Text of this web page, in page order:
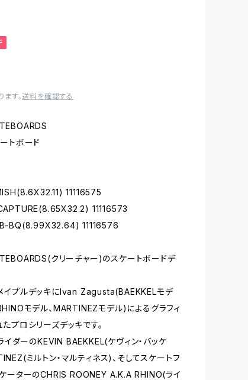
す。送料を確認する
トボード
11116575
11116573
BQ(8.99X32.64) 11116576
クリーチャー)のスケートボードデ
イプルデッキにIvan Zagusta(BAEKKELモデ
モデル、MARTINEZモデル)によるグラフィ
プロシリーズデッキです。
ダーのKEVIN BAEKKEL(ケヴィン・バッケ
ミルトン・マルティネス)、そしてスケートフ
ケーターのCHRIS ROONEY A.K.A RHINO(ライ